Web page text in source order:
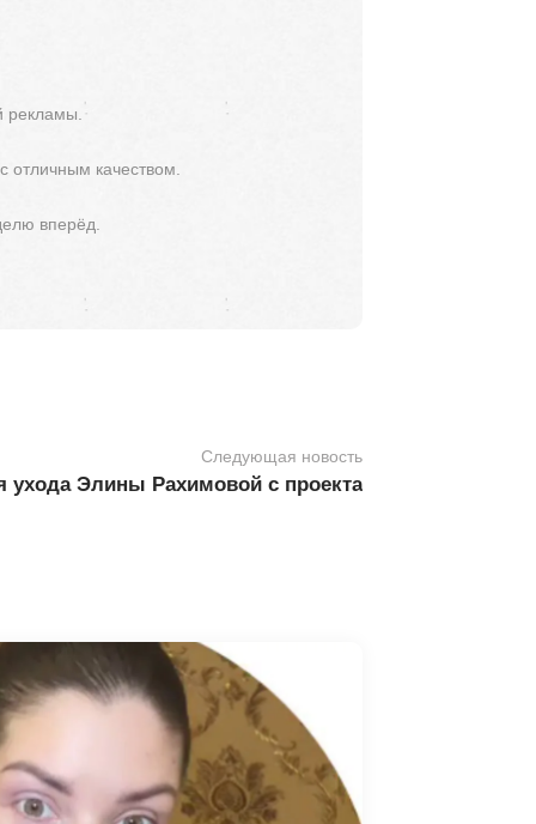
рекламы.
отличным качеством.
вперёд.
Следующая новость
ухода Элины Рахимовой с проекта